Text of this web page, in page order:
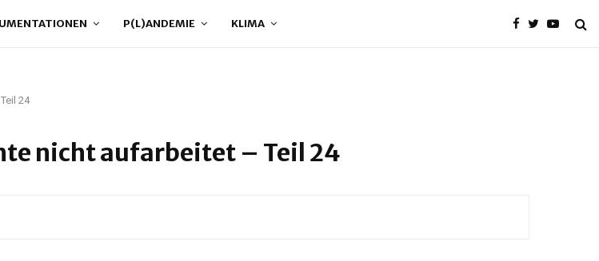
P(L)ANDEMIE KLIMA
24
nicht aufarbeitet – Teil 24